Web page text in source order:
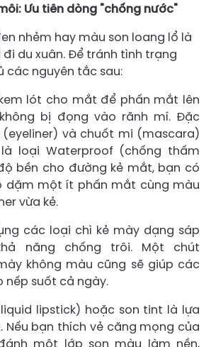
Ưu tiên dòng "chống nước"
nhẻm hay màu son loang lổ là
du xuân. Để tránh tình trạng
các nguyên tắc sau:
lót cho mắt để phấn mắt lên
bị đọng vào rãnh mí. Đặc
và chuốt mi (mascara)
loại Waterproof (chống thấm
bền cho đường kẻ mắt, bạn có
dặm một ít phấn mắt cùng màu
vừa kẻ.
các loại chì kẻ mày dạng sáp
năng chống trôi. Một chút
không màu cũng sẽ giúp các
nếp suốt cả ngày.
lipstick) hoặc son tint là lựa
Nếu bạn thích vẻ căng mọng của